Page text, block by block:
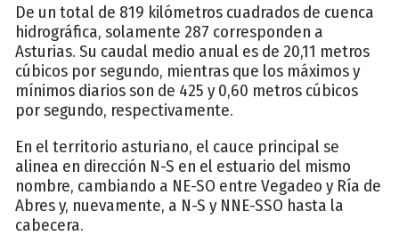
De un total de 819 kilómetros cuadrados de cuenca
hidrográfica, solamente 287 corresponden a
Asturias. Su caudal medio anual es de 20,11 metros
cúbicos por segundo, mientras que los máximos y
mínimos diarios son de 425 y 0,60 metros cúbicos
por segundo, respectivamente.
En el territorio asturiano, el cauce principal se
alinea en dirección N-S en el estuario del mismo
nombre, cambiando a NE-SO entre Vegadeo y Ría de
Abres y, nuevamente, a N-S y NNE-SSO hasta la
cabecera.